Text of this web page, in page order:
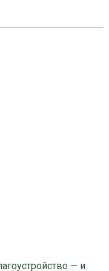
— и